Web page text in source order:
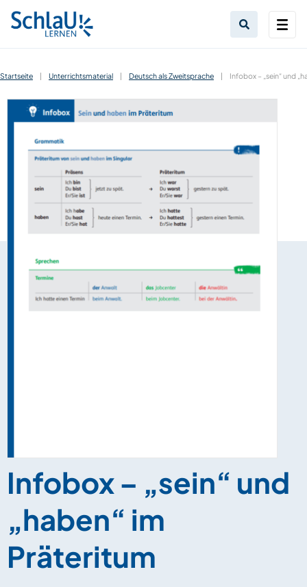
Startseite | Unterrichtsmaterial | Deutsch als Zweitsprache | Infobox – „sein“ und
Infobox – „sein“ und
„haben“ im
Präteritum